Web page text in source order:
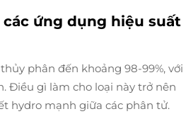
các ứng dụng hiệu suất
phân đến khoảng 98-99%, với
Điều gì làm cho loại này trở nên
hydro mạnh giữa các phân tử.